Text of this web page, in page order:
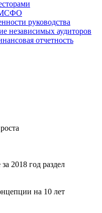
МСФО
руководства
независимых аудиторов
отчетность
2018 год раздел
на 10 лет